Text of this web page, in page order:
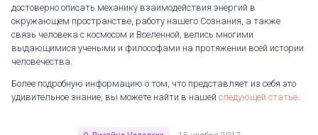
достоверно описать механику взаимодействия энергий в
окружающем пространстве, работу нашего Сознания, а также
связь человека с космосом и Вселенной, велись многими
выдающимися учеными и философами на протяжении всей истории
человечества.
Более подробную информацию о том, что представляет из себя это
удивительное знание, вы можете найти в нашей следующей статье